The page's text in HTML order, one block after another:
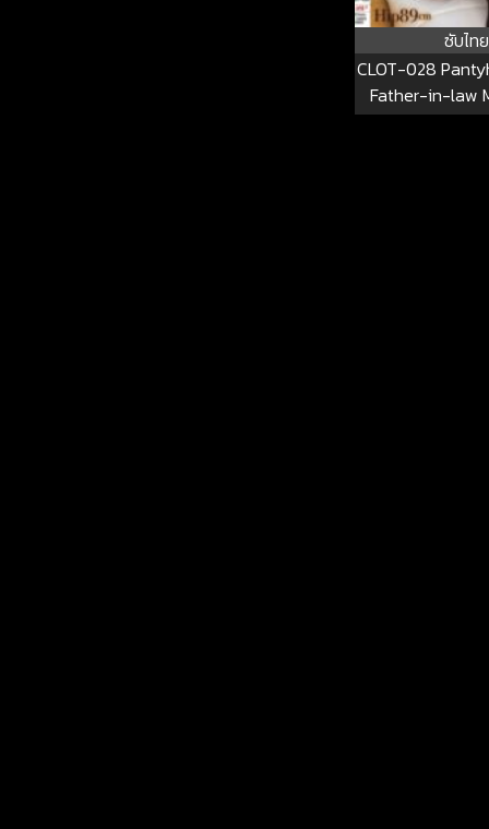
ซับไทย
CLOT-028
Father-in-law
CLOT-